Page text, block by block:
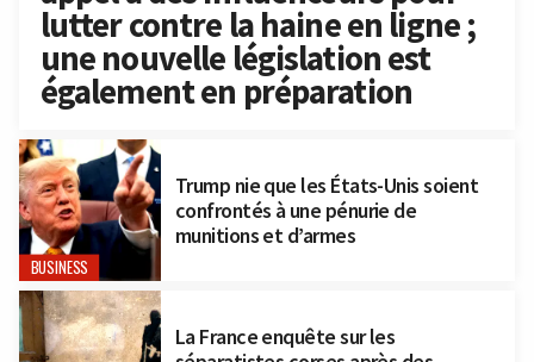
lutter contre la haine en ligne ;
une nouvelle législation est
également en préparation
BUSINESS
Trump nie que les États-Unis soient
confrontés à une pénurie de
munitions et d’armes
La France enquête sur les